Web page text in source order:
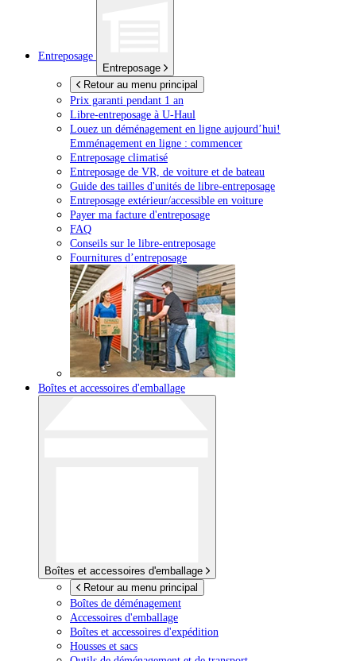
Entreposage
Entreposage
Retour au menu principal
Prix garanti pendant 1 an
Libre-entreposage à U-Haul
Louez un déménagement en ligne aujourd’hui!
Emménagement en ligne : commencer
Entreposage climatisé
Entreposage de VR, de voiture et de bateau
Guide des tailles d'unités de libre-entreposage
Entreposage extérieur/accessible en voiture
Payer ma facture d'entreposage
FAQ
Conseils sur le libre-entreposage
Fournitures d’entreposage
Boîtes et accessoires d'emballage
Boîtes et accessoires d'emballage
Retour au menu principal
Boîtes de déménagement
Accessoires d'emballage
Boîtes et accessoires d'expédition
Housses et sacs